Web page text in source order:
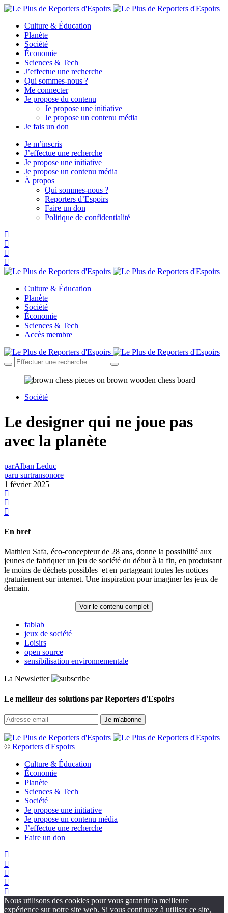
Culture & Éducation
Planète
Société
Économie
Sciences & Tech
J’effectue une recherche
Qui sommes-nous ?
Me connecter
Je propose du contenu
Je propose une initiative
Je propose un contenu média
Je fais un don
Je m’inscris
J’effectue une recherche
Je propose une initiative
Je propose un contenu média
À propos
Qui sommes-nous ?
Reporters d’Espoirs
Faire un don
Politique de confidentialité
Culture & Éducation
Planète
Société
Économie
Sciences & Tech
Accès membre
Société
Le designer qui ne joue pas
avec la planète
parAlban Leduc
paru surtransonore
1 février 2025
En bref
Mathieu Safa, éco-concepteur de 28 ans, donne la possibilité aux
jeunes de fabriquer un jeu de société du début à la fin, en produisant
le moins de déchets possibles et en partageant toutes les notices
gratuitement sur internet. Une inspiration pour imaginer les jeux de
demain.
Voir le contenu complet
fablab
jeux de société
Loisirs
open source
sensibilisation environnementale
La Newsletter
Le meilleur des solutions par Reporters d'Espoirs
© Reporters d'Espoirs
Culture & Éducation
Économie
Planète
Sciences & Tech
Société
Je propose une initiative
Je propose un contenu média
J’effectue une recherche
Faire un don
Nous utilisons des cookies pour vous garantir la meilleure
expérience sur notre site web. Si vous continuez à utiliser ce site,